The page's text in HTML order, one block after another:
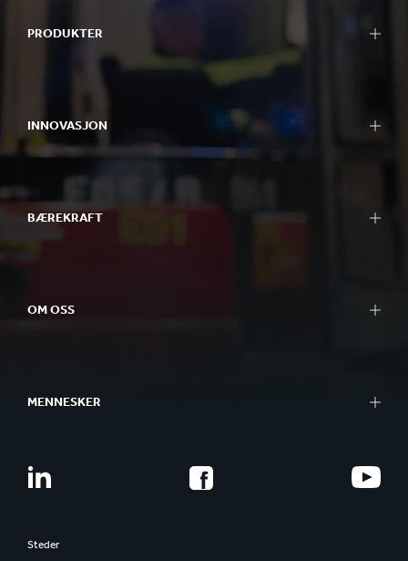
PRODUKTER
INNOVASJON
BÆREKRAFT
OM OSS
MENNESKER
Steder